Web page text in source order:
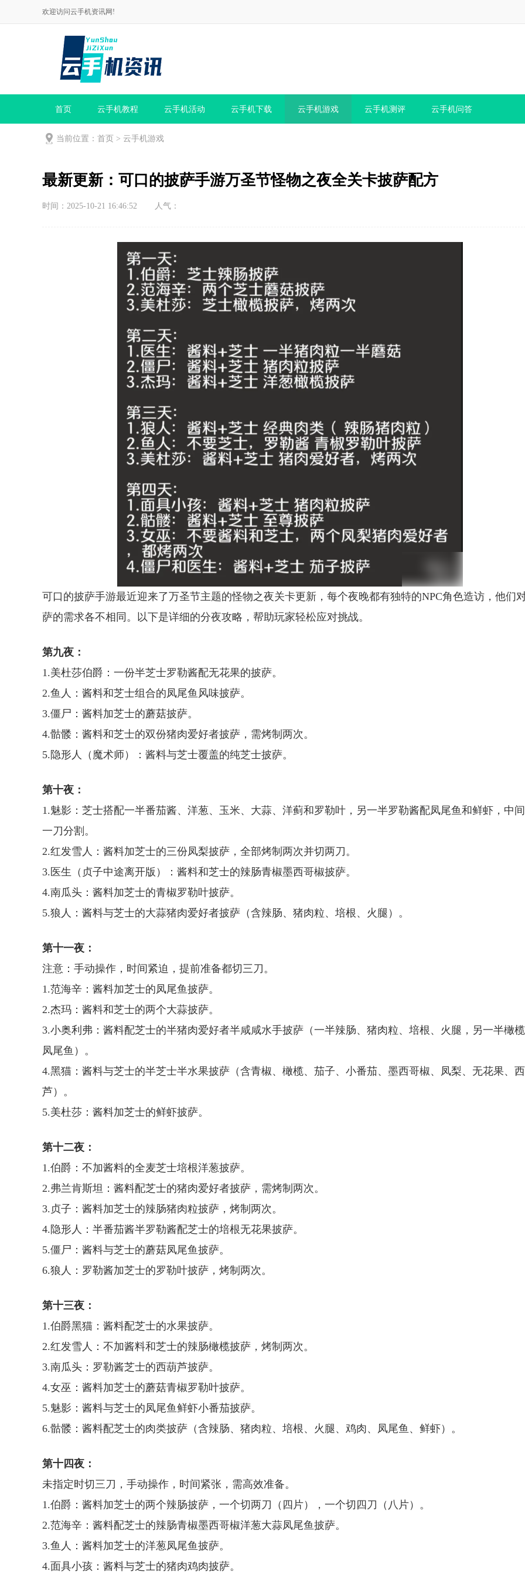
欢迎访问云手机资讯网!
首页 云手机教程 云手机活动 云手机下载 云手机游戏 云手机测评 云手机问答
当前位置： 首页 > 云手机游戏
最新更新：可口的披萨手游万圣节怪物之夜全关卡披萨配方
时间：2025-10-21 16:46:52 人气：
可口的披萨手游最近迎来了万圣节主题的怪物之夜关卡更新，每个夜晚都有独特的NPC角色造访，他们
萨的需求各不相同。以下是详细的分夜攻略，帮助玩家轻松应对挑战。
第九夜：
1.美杜莎伯爵：一份半芝士罗勒酱配无花果的披萨。
2.鱼人：酱料和芝士组合的凤尾鱼风味披萨。
3.僵尸：酱料加芝士的蘑菇披萨。
4.骷髅：酱料和芝士的双份猪肉爱好者披萨，需烤制两次。
5.隐形人（魔术师）：酱料与芝士覆盖的纯芝士披萨。
第十夜：
1.魅影：芝士搭配一半番茄酱、洋葱、玉米、大蒜、洋蓟和罗勒叶，另一半罗勒酱配凤尾鱼和鲜虾，中
一刀分割。
2.红发雪人：酱料加芝士的三份凤梨披萨，全部烤制两次并切两刀。
3.医生（贞子中途离开版）：酱料和芝士的辣肠青椒墨西哥椒披萨。
4.南瓜头：酱料加芝士的青椒罗勒叶披萨。
5.狼人：酱料与芝士的大蒜猪肉爱好者披萨（含辣肠、猪肉粒、培根、火腿）。
第十一夜：
注意：手动操作，时间紧迫，提前准备都切三刀。
1.范海辛：酱料加芝士的凤尾鱼披萨。
2.杰玛：酱料和芝士的两个大蒜披萨。
3.小奥利弗：酱料配芝士的半猪肉爱好者半咸咸水手披萨（一半辣肠、猪肉粒、培根、火腿，另一半橄
凤尾鱼）。
4.黑猫：酱料与芝士的半芝士半水果披萨（含青椒、橄榄、茄子、小番茄、墨西哥椒、凤梨、无花果、
芦）。
5.美杜莎：酱料加芝士的鲜虾披萨。
第十二夜：
1.伯爵：不加酱料的全麦芝士培根洋葱披萨。
2.弗兰肯斯坦：酱料配芝士的猪肉爱好者披萨，需烤制两次。
3.贞子：酱料加芝士的辣肠猪肉粒披萨，烤制两次。
4.隐形人：半番茄酱半罗勒酱配芝士的培根无花果披萨。
5.僵尸：酱料与芝士的蘑菇凤尾鱼披萨。
6.狼人：罗勒酱加芝士的罗勒叶披萨，烤制两次。
第十三夜：
1.伯爵黑猫：酱料配芝士的水果披萨。
2.红发雪人：不加酱料和芝士的辣肠橄榄披萨，烤制两次。
3.南瓜头：罗勒酱芝士的西葫芦披萨。
4.女巫：酱料加芝士的蘑菇青椒罗勒叶披萨。
5.魅影：酱料与芝士的凤尾鱼鲜虾小番茄披萨。
6.骷髅：酱料配芝士的肉类披萨（含辣肠、猪肉粒、培根、火腿、鸡肉、凤尾鱼、鲜虾）。
第十四夜：
未指定时切三刀，手动操作，时间紧张，需高效准备。
1.伯爵：酱料加芝士的两个辣肠披萨，一个切两刀（四片），一个切四刀（八片）。
2.范海辛：酱料配芝士的辣肠青椒墨西哥椒洋葱大蒜凤尾鱼披萨。
3.鱼人：酱料加芝士的洋葱凤尾鱼披萨。
4.面具小孩：酱料与芝士的猪肉鸡肉披萨。